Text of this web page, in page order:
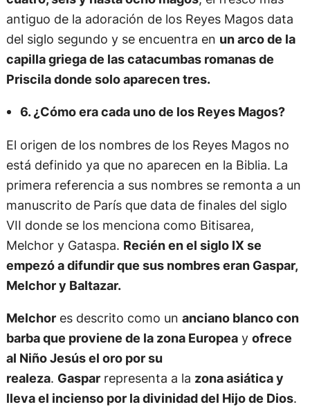
antiguo de la adoración de los Reyes Magos data
del siglo segundo y se encuentra en un arco de la
capilla griega de las catacumbas romanas de
Priscila donde solo aparecen tres.
6. ¿Cómo era cada uno de los Reyes Magos?
El origen de los nombres de los Reyes Magos no
está definido ya que no aparecen en la Biblia. La
primera referencia a sus nombres se remonta a un
manuscrito de París que data de finales del siglo
VII donde se los menciona como Bitisarea,
Melchor y Gataspa. Recién en el siglo IX se
empezó a difundir que sus nombres eran Gaspar,
Melchor y Baltazar.
Melchores descrito como un anciano blanco con
barba que proviene de la zona Europeay ofrece
al Niño Jesús el oro por su
realeza. Gasparrepresenta a la zona asiática y
lleva el incienso por la divinidad del Hijo de Dios.